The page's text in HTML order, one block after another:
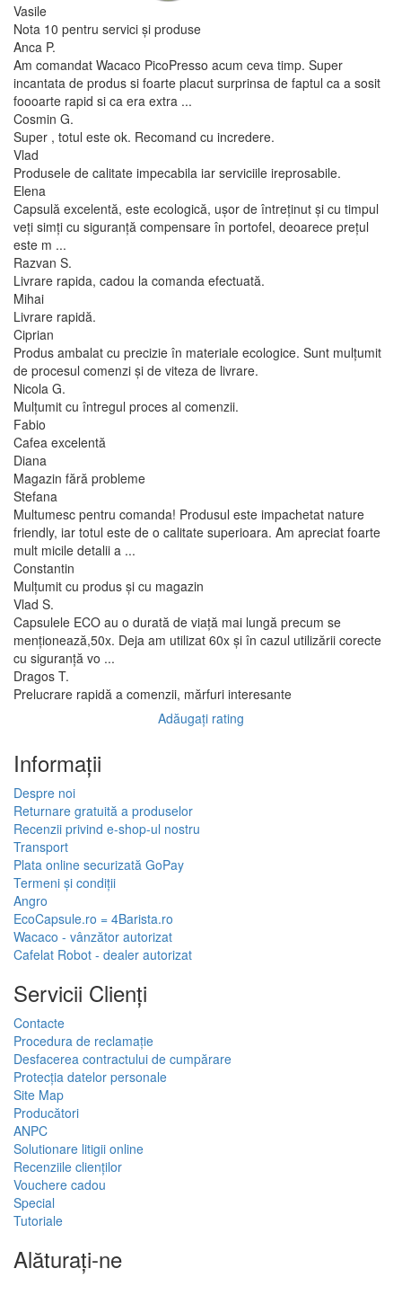
Vasile
Nota 10 pentru servici și produse
Anca P.
Am comandat Wacaco PicoPresso acum ceva timp. Super
incantata de produs si foarte placut surprinsa de faptul ca a sosit
foooarte rapid si ca era extra ...
Cosmin G.
Super , totul este ok. Recomand cu incredere.
Vlad
Produsele de calitate impecabila iar serviciile ireprosabile.
Elena
Capsulă excelentă, este ecologică, ușor de întreținut și cu timpul
veți simți cu siguranță compensare în portofel, deoarece prețul
este m ...
Razvan S.
Livrare rapida, cadou la comanda efectuată.
Mihai
Livrare rapidă.
Ciprian
Produs ambalat cu precizie în materiale ecologice. Sunt mulțumit
de procesul comenzi și de viteza de livrare.
Nicola G.
Mulțumit cu întregul proces al comenzii.
Fabio
Cafea excelentă
Diana
Magazin fără probleme
Stefana
Multumesc pentru comanda! Produsul este impachetat nature
friendly, iar totul este de o calitate superioara. Am apreciat foarte
mult micile detalii a ...
Constantin
Mulțumit cu produs și cu magazin
Vlad S.
Capsulele ECO au o durată de viață mai lungă precum se
menționează,50x. Deja am utilizat 60x și în cazul utilizării corecte
cu siguranță vo ...
Dragos T.
Prelucrare rapidă a comenzii, mărfuri interesante
Adăugați rating
Informaţii
Despre noi
Returnare gratuită a produselor
Recenzii privind e-shop-ul nostru
Transport
Plata online securizată GoPay
Termeni și condiții
Angro
EcoCapsule.ro = 4Barista.ro
Wacaco - vânzător autorizat
Cafelat Robot - dealer autorizat
Servicii Clienţi
Contacte
Procedura de reclamație
Desfacerea contractului de cumpărare
Protecția datelor personale
Site Map
Producători
ANPC
Solutionare litigii online
Recenziile clienților
Vouchere cadou
Special
Tutoriale
Alăturați-ne